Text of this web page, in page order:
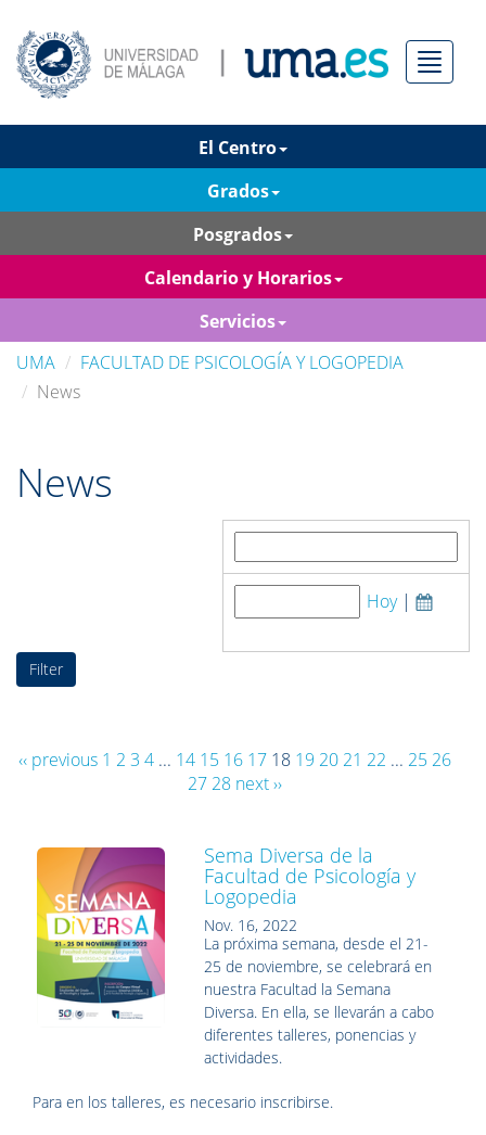
Menú
El Centro
Grados
Posgrados
Calendario y Horarios
Servicios
UMA
FACULTAD DE PSICOLOGÍA Y LOGOPEDIA
News
News
Hoy|
‹‹ previous 1 2 3 4... 14 15 16 17 18 19 20 21 22 ... 25 26
27 28 next ››
Sema Diversa de la
Facultad de Psicología y
Logopedia
Nov. 16, 2022
La próxima semana, desde el 21-
25 de noviembre, se celebrará en
nuestra Facultad la Semana
Diversa. En ella, se llevarán a cabo
diferentes talleres, ponencias y
actividades.
Para en los talleres, es necesario inscribirse.